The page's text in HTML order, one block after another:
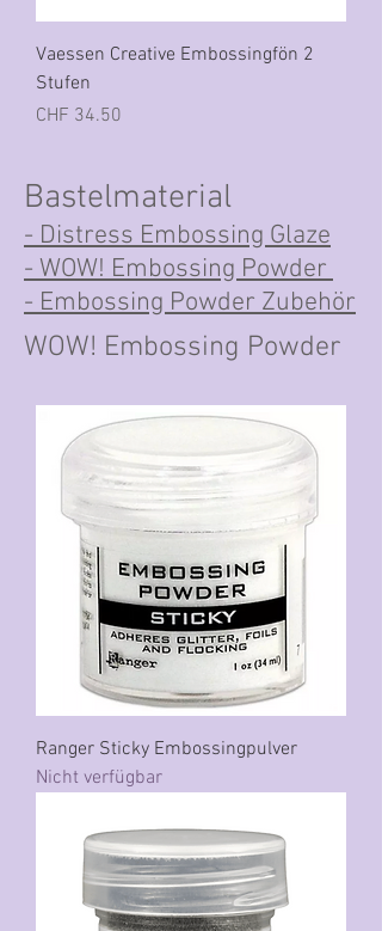
Vaessen Creative Embossingfön 2
Stufen
Preis
CHF 34.50
Bastelmaterial
- Distress Embossing Glaze
- WOW! Embossing Powder
- Embossing Powder Zubehör
WOW! Embossing Powder
Ranger Sticky Embossingpulver
Nicht verfügbar